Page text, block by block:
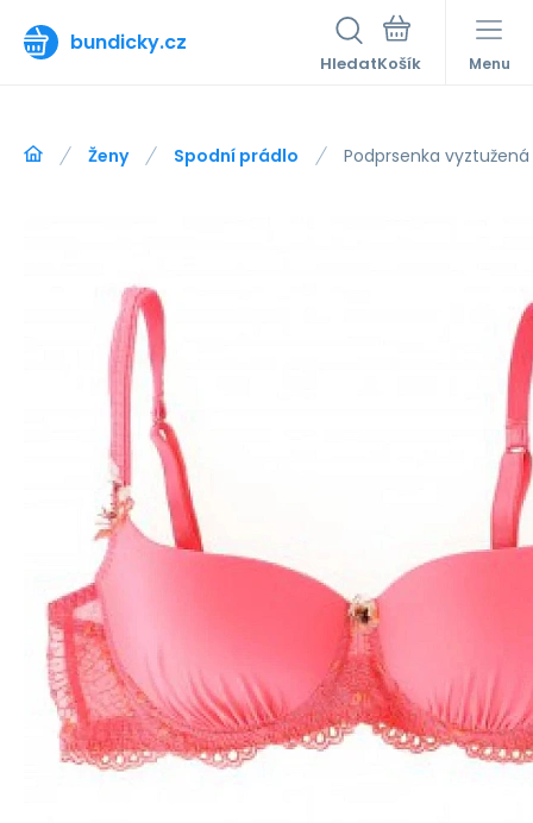
bundicky.cz
Hledat Menu
Ženy Spodní prádlo Podprsenka vyztužená